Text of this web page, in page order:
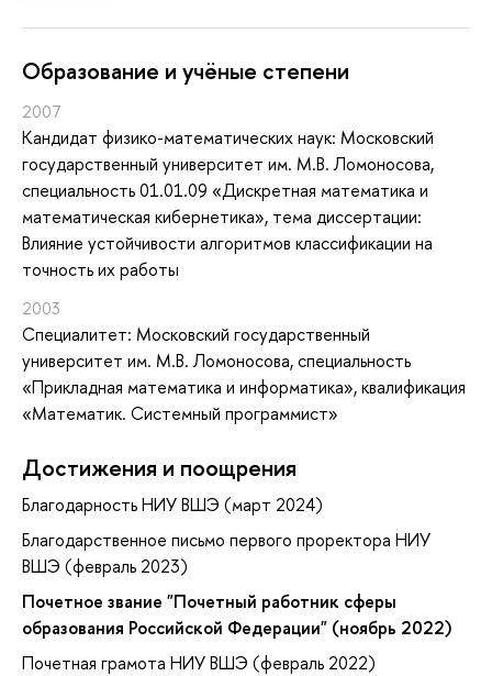
Oбразование и учёные степени
2007
Кандидат физико-математических наук: Московский
государственный университет им. М.В. Ломоносова,
специальность 01.01.09 «Дискретная математика и
математическая кибернетика», тема диссертации:
Влияние устойчивости алгоритмов классификации на
точность их работы
2003
Специалитет: Московский государственный
университет им. М.В. Ломоносова, специальность
«Прикладная математика и информатика», квалификация
«Математик. Системный программист»
Достижения и поощрения
Благодарность НИУ ВШЭ (март 2024)
Благодарственное письмо первого проректора НИУ
ВШЭ (февраль 2023)
Почетное звание "Почетный работник сферы
образования Российской Федерации" (ноябрь 2022)
Почетная грамота НИУ ВШЭ (февраль 2022)